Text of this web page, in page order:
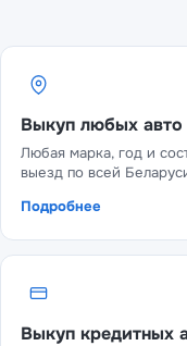
Выкуп любых авто
Любая марка, год и
выезд по всей
Подробнее
Выкуп кредитных